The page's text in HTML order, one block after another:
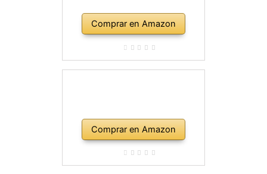
Comprar en Amazon
Comprar en Amazon